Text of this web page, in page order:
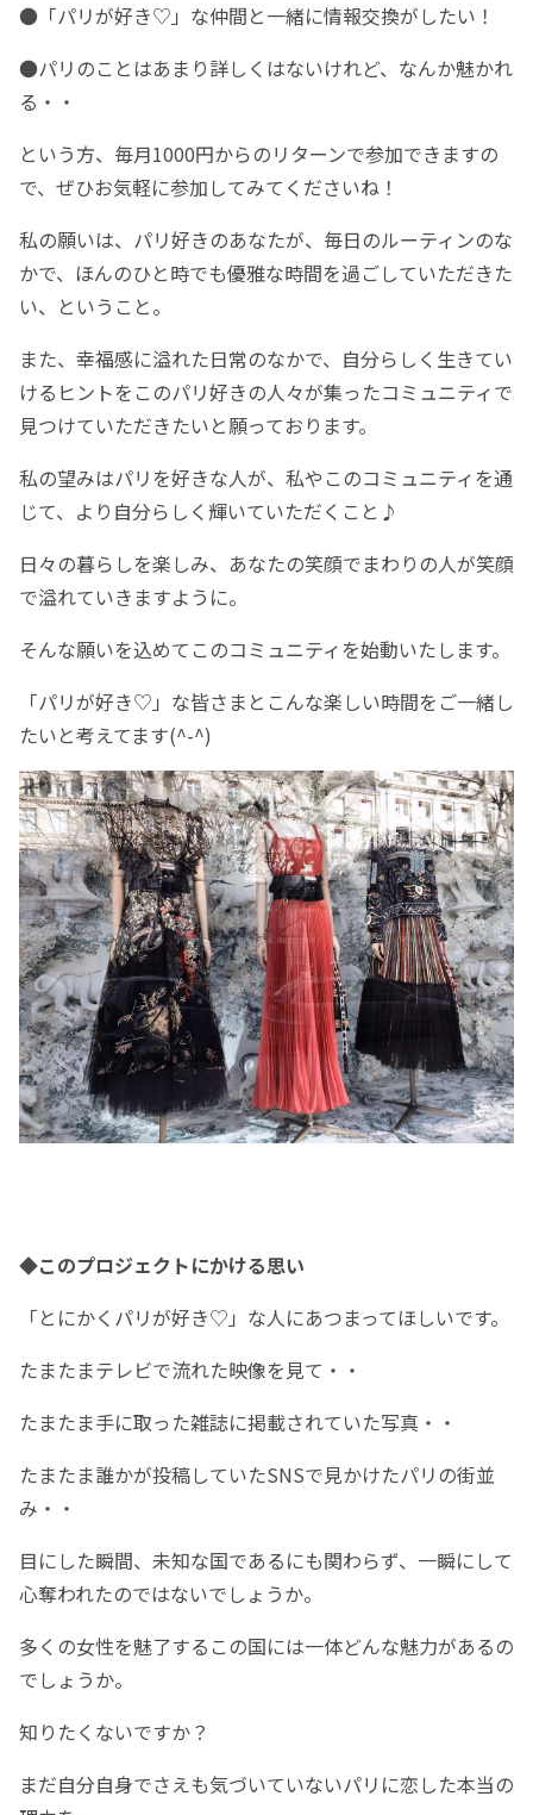
●「パリが好き♡」な仲間と一緒に情報交換がしたい！
●パリのことはあまり詳しくはないけれど、なんか魅かれ
る・・
という方、毎月1000円からのリターンで参加できますの
で、ぜひお気軽に参加してみてくださいね！
私の願いは、パリ好きのあなたが、毎日のルーティンのな
かで、ほんのひと時でも優雅な時間を過ごしていただきた
い、ということ。
また、幸福感に溢れた日常のなかで、自分らしく生きてい
けるヒントをこのパリ好きの人々が集ったコミュニティで
見つけていただきたいと願っております。
私の望みはパリを好きな人が、私やこのコミュニティを通
じて、より自分らしく輝いていただくこと♪
日々の暮らしを楽しみ、あなたの笑顔でまわりの人が笑顔
で溢れていきますように。
そんな願いを込めてこのコミュニティを始動いたします。
「パリが好き♡」な皆さまとこんな楽しい時間をご一緒し
たいと考えてます(^-^)
◆このプロジェクトにかける思い
「とにかくパリが好き♡」な人にあつまってほしいです。
たまたまテレビで流れた映像を見て・・
たまたま手に取った雑誌に掲載されていた写真・・
たまたま誰かが投稿していたSNSで見かけたパリの街並
み・・
目にした瞬間、未知な国であるにも関わらず、一瞬にして
心奪われたのではないでしょうか。
多くの女性を魅了するこの国には一体どんな魅力があるの
でしょうか。
知りたくないですか？
まだ自分自身でさえも気づいていないパリに恋した本当の